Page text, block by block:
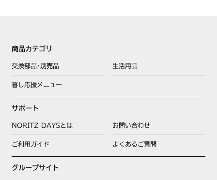
商品カテゴリ
交換部品･別売品 生活用品
暮し応援メニュー
サポート
NORITZ DAYSとは お問い合わせ
ご利用ガイド よくあるご質問
グループサイト